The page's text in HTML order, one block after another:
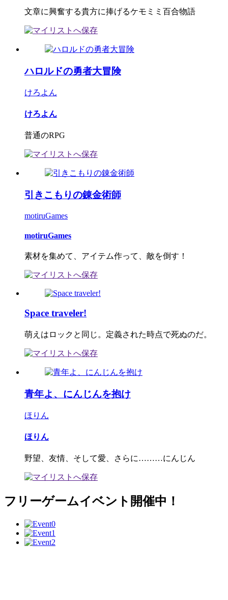
文章に興奮する貴方に捧げるケモミミ百合物語
ハロルドの勇者大冒険
けろよん
けろよん
普通のRPG
引きこもりの錬金術師
motiruGames
motiruGames
素材を集めて、アイテム作って、敵を倒す！
Space traveler!
萌えはロックと同じ。定義された時点で死ぬのだ。
青年よ、にんじんを抱け
ほりん
ほりん
野望、友情、そして愛、さらに………にんじん
フリーゲームイベント開催中！